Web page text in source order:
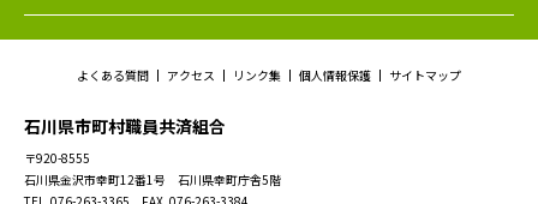
よくある質問 アクセス リンク集 個人情報保護 サイトマップ
石川県市町村職員共済組合
〒920-8555
石川県金沢市幸町12番1号 石川県幸町庁舎5階